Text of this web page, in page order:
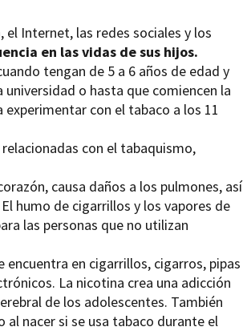
el Internet, las redes sociales y los
en las vidas de sus hijos.
tengan de 5 a 6 años de edad y
o hasta que comiencen la
con el tabaco a los 11
con el tabaquismo,
causa daños a los pulmones, así
humo de cigarrillos y los vapores de
las personas que no utilizan
en cigarrillos, cigarros, pipas
La nicotina crea una adicción
de los adolescentes. También
al nacer si se usa tabaco durante el